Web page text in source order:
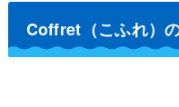
Coffret（こふれ）